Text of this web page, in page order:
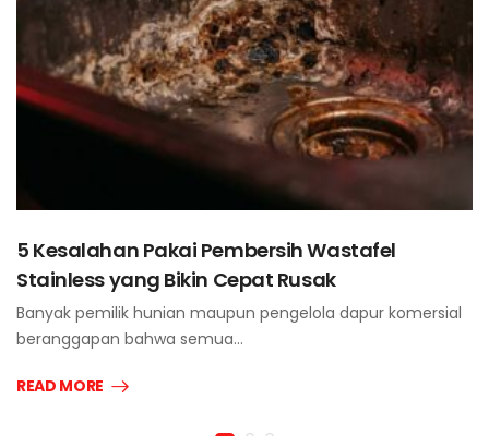
5 Kesalahan Pakai Pembersih Wastafel
Stainless yang Bikin Cepat Rusak
Banyak pemilik hunian maupun pengelola dapur komersial
beranggapan bahwa semua…
READ MORE